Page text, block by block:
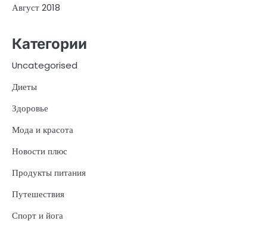
Август 2018
Категории
Uncategorised
Диеты
Здоровье
Мода и красота
Новости плюс
Продукты питания
Путешествия
Спорт и йога